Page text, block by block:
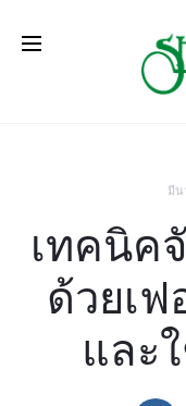
มีน
เทคนิค
ด้วยเฟ
และ